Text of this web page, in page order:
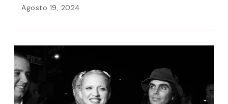
Agosto 19, 2024